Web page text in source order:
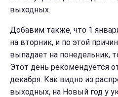
выходных.
Добавим также, что 1
на вторник, и по этой
выпадает на понедельник,
Этот день рекомендуется
декабря. Как видно из
выходных, на Новый год у